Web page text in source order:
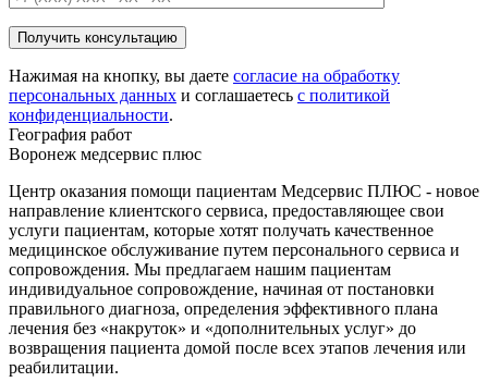
Нажимая на кнопку, вы даете согласие на обработку
персональных данных и соглашаетесь c политикой
конфиденциальности.
География работ
Воронеж медсервис плюс
Центр оказания помощи пациентам Медсервис ПЛЮС - новое
направление клиентского сервиса, предоставляющее свои
услуги пациентам, которые хотят получать качественное
медицинское обслуживание путем персонального сервиса и
сопровождения. Мы предлагаем нашим пациентам
индивидуальное сопровождение, начиная от постановки
правильного диагноза, определения эффективного плана
лечения без «накруток» и «дополнительных услуг» до
возвращения пациента домой после всех этапов лечения или
реабилитации.